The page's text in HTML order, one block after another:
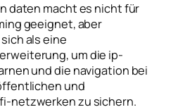
daten macht es nicht für
geeignet, aber
als eine
um die ip-
und die navigation bei
und
netzwerken zu sichern.